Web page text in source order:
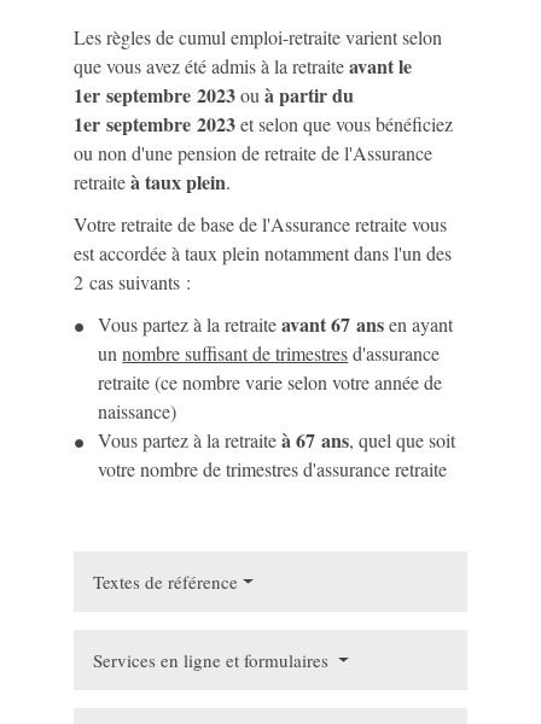
Les règles de cumul emploi-retraite varient selon
que vous avez été admis à la retraiteavant le
1er septembre 2023ouà partir du
1er septembre 2023et selon que vous bénéficiez
ou non d'une pension de retraite de l'Assurance
retraiteà taux plein.
Votre retraite de base de l'Assurance retraite vous
est accordée à taux plein notamment dans l'un des
2 cas suivants :
Vous partez à la retraiteavant 67 ansen ayant
unnombre suffisant de trimestresd'assurance
retraite (ce nombre varie selon votre année de
naissance)
Vous partez à la retraiteà 67 ans, quel que soit
votre nombre de trimestres d'assurance retraite
Textes de référence
Services en ligne et formulaires